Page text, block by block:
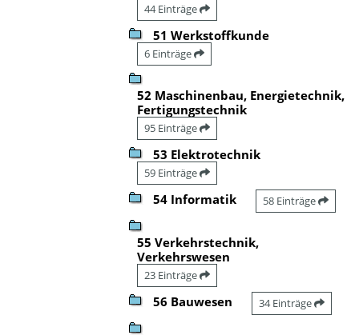
44 Einträge
51 Werkstoffkunde
6 Einträge
52 Maschinenbau, Energietechnik,
Fertigungstechnik
95 Einträge
53 Elektrotechnik
59 Einträge
54 Informatik 58 Einträge
55 Verkehrstechnik,
Verkehrswesen
23 Einträge
56 Bauwesen 34 Einträge